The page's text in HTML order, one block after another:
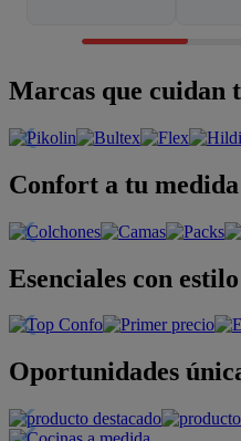
Marcas que cuidan
Confort a tu medida
Esenciales con estilo
Oportunidades